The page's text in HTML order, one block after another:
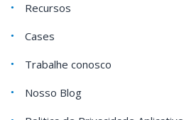
Recursos
Cases
Trabalhe conosco
Nosso Blog